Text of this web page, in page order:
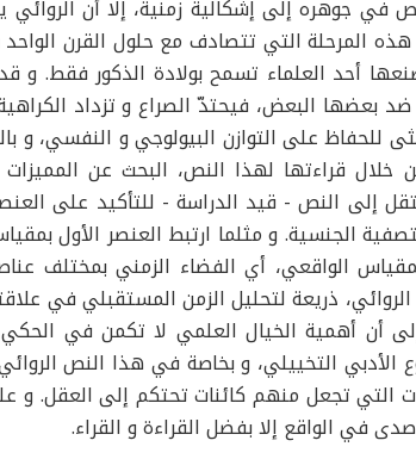
في جوهره إلى إشكالية زمنية، إلا أن
المرحلة التي تتصادف مع حلول القرن
أحد العلماء تسمح بولادة الذكور فقط. و
بعضها البعض، فيحتدّ الصراع و تزداد
للحفاظ على التوازن البيولوجي و النفسي، و
خلال قراءتها لهذا النص، البحث عن
إلى النص - قيد الدراسة - للتأكيد على
الجنسية. و مثلما ارتبط العنصر الأول
الواقعي، أي الفضاء الزمني بمختلف
ذريعة لتحليل الزمن المستقبلي في
أن أهمية الخيال العلمي لا تكمن في
الأدبي التخييلي، و بخاصة في هذا النص
التي تجعل منهم كائنات تحتكم إلى العقل. و
في الواقع إلا بفضل القراءة و القراء.